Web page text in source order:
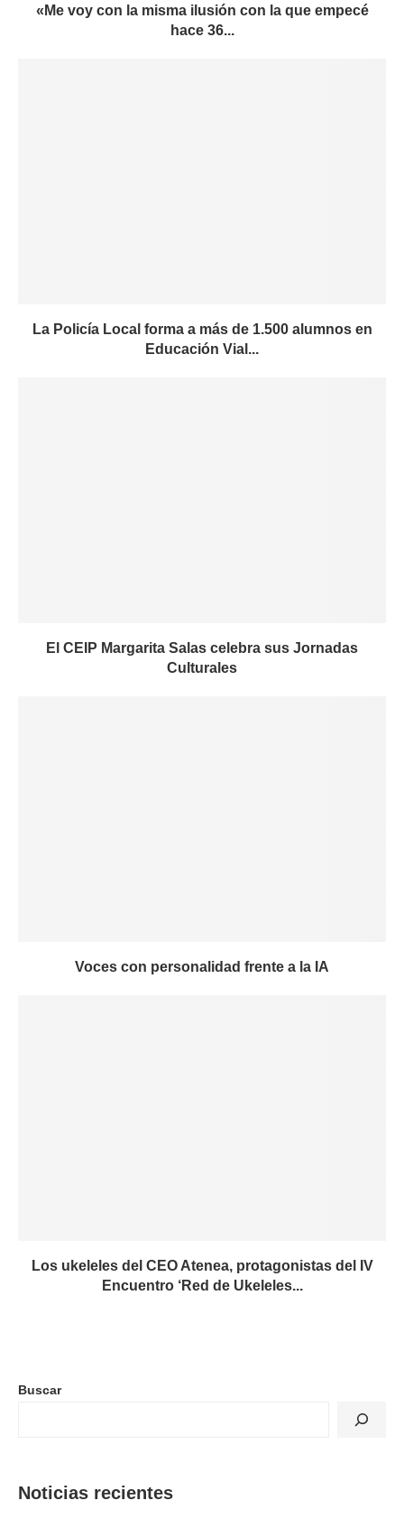
«Me voy con la misma ilusión con la que empecé
hace 36...
La Policía Local forma a más de 1.500 alumnos en
Educación Vial...
El CEIP Margarita Salas celebra sus Jornadas
Culturales
Voces con personalidad frente a la IA
Los ukeleles del CEO Atenea, protagonistas del IV
Encuentro ‘Red de Ukeleles...
Buscar
Noticias recientes